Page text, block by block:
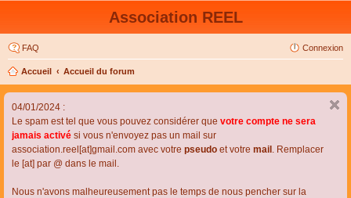
Association REEL
FAQ Connexion
Accueil Accueil du forum
04/01/2024 :
Le spam est tel que vous pouvez considérer que votre compte ne sera
jamais activé si vous n'envoyez pas un mail sur
association.reel[at]gmail.com avec votre pseudo et votre mail . Remplacer
le [at] par @ dans le mail.
Nous n'avons malheureusement pas le temps de nous pencher sur la